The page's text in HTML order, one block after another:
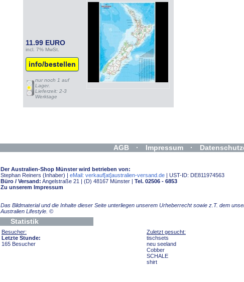
11.99 EURO
incl. 7% MwSt.
info/bestellen
nur noch 1 auf
Lager.
Lieferzeit: 2-3
Werktage
AGB · Impressum ·
Der Australien-Shop Münster wird betrieben von:
Stephan Reiners (Inhaber) | eMail: verkauf[at]australien-versand.de | UST-ID: DE811974563
Büro / Versand: Angelstraße 21 | (D) 48167 Münster | Tel. 02506 - 6853
Zu unserem Impressum
Das Bildmaterial und die Inhalte dieser Seite unterliegen unserem Urheberrecht sowie z.T. dem
Australien Lifestyle. ©
Statistik
Besucher:
Letzte Stunde:
165 Besucher
Zuletzt gesucht:
tischsets
neu seeland
Cobber
SCHALE
shirt